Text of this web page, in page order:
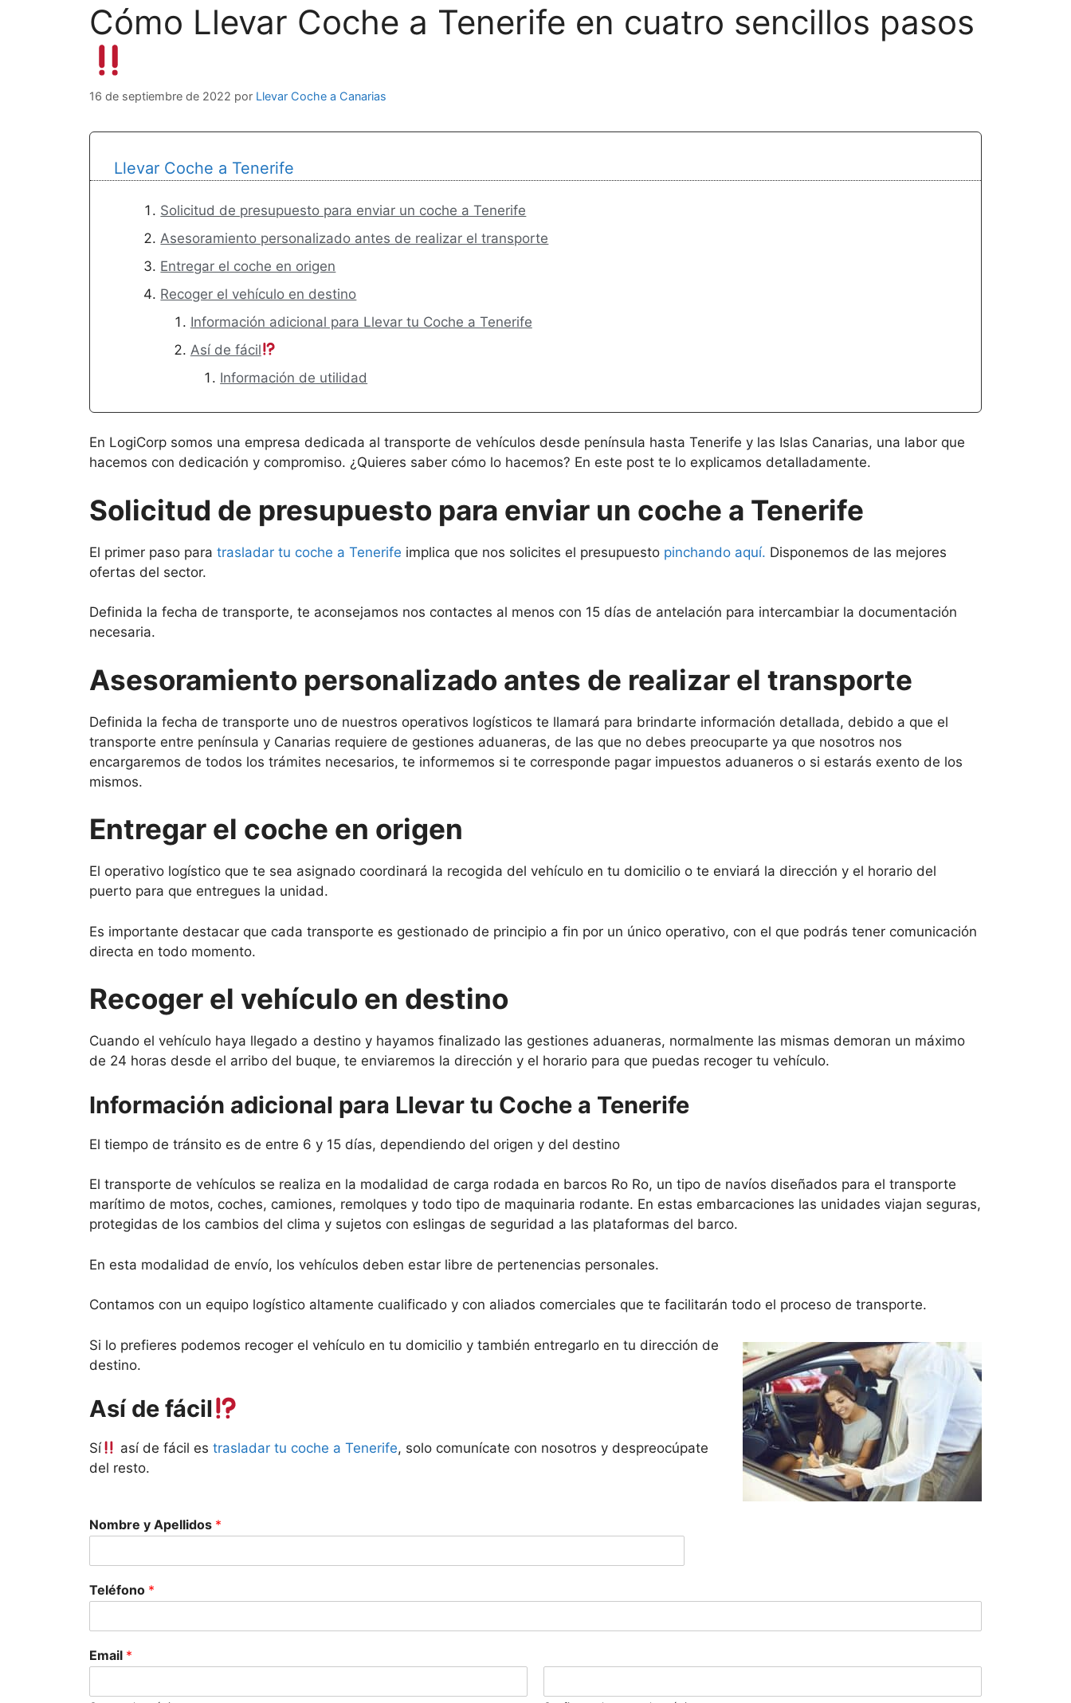
Cómo Llevar Coche a Tenerife en cuatro sencillos pasos
16 de septiembre de 2022 por Llevar Coche a Canarias
Llevar Coche a Tenerife
Solicitud de presupuesto para enviar un coche a Tenerife
Asesoramiento personalizado antes de realizar el transporte
Entregar el coche en origen
Recoger el vehículo en destino
Información adicional para Llevar tu Coche a Tenerife
Así de fácil
Información de utilidad
En LogiCorp somos una empresa dedicada al transporte de vehículos desde península hasta Tenerife y las Islas Canarias, una labor que
hacemos con dedicación y compromiso. ¿Quieres saber cómo lo hacemos? En este post te lo explicamos detalladamente.
Solicitud de presupuesto para enviar un coche a Tenerife
El primer paso para trasladar tu coche a Tenerife implica que nos solicites el presupuesto pinchando aquí. Disponemos de las mejores
ofertas del sector.
Definida la fecha de transporte, te aconsejamos nos contactes al menos con 15 días de antelación para intercambiar la documentación
necesaria.
Asesoramiento personalizado antes de realizar el transporte
Definida la fecha de transporte uno de nuestros operativos logísticos te llamará para brindarte información detallada, debido a que el
transporte entre península y Canarias requiere de gestiones aduaneras, de las que no debes preocuparte ya que nosotros nos
encargaremos de todos los trámites necesarios, te informemos si te corresponde pagar impuestos aduaneros o si estarás exento de los
mismos.
Entregar el coche en origen
El operativo logístico que te sea asignado coordinará la recogida del vehículo en tu domicilio o te enviará la dirección y el horario del
puerto para que entregues la unidad.
Es importante destacar que cada transporte es gestionado de principio a fin por un único operativo, con el que podrás tener comunicación
directa en todo momento.
Recoger el vehículo en destino
Cuando el vehículo haya llegado a destino y hayamos finalizado las gestiones aduaneras, normalmente las mismas demoran un máximo
de 24 horas desde el arribo del buque, te enviaremos la dirección y el horario para que puedas recoger tu vehículo.
Información adicional para Llevar tu Coche a Tenerife
El tiempo de tránsito es de entre 6 y 15 días, dependiendo del origen y del destino
El transporte de vehículos se realiza en la modalidad de carga rodada en barcos Ro Ro, un tipo de navíos diseñados para el transporte
marítimo de motos, coches, camiones, remolques y todo tipo de maquinaria rodante. En estas embarcaciones las unidades viajan seguras,
protegidas de los cambios del clima y sujetos con eslingas de seguridad a las plataformas del barco.
En esta modalidad de envío, los vehículos deben estar libre de pertenencias personales.
Contamos con un equipo logístico altamente cualificado y con aliados comerciales que te facilitarán todo el proceso de transporte.
Si lo prefieres podemos recoger el vehículo en tu domicilio y también entregarlo en tu dirección de
destino.
Así de fácil
Sí así de fácil estrasladar tu coche a Tenerife, solo comunícate con nosotros y despreocúpate
del resto.
Nombre y Apellidos *
Teléfono *
Email *